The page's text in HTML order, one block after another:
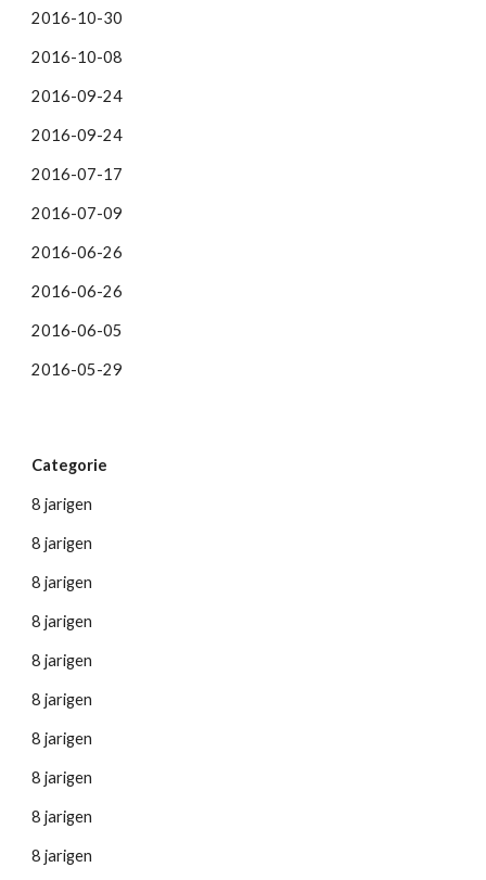
2016-10-30
2016-10-08
2016-09-24
2016-09-24
2016-07-17
2016-07-09
2016-06-26
2016-06-26
2016-06-05
2016-05-29
Categorie
8 jarigen
8 jarigen
8 jarigen
8 jarigen
8 jarigen
8 jarigen
8 jarigen
8 jarigen
8 jarigen
8 jarigen